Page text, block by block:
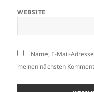
WEBSITE
Name, E-Mail-
meinen nächsten